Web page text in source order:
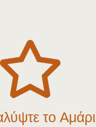

το Αμάρι